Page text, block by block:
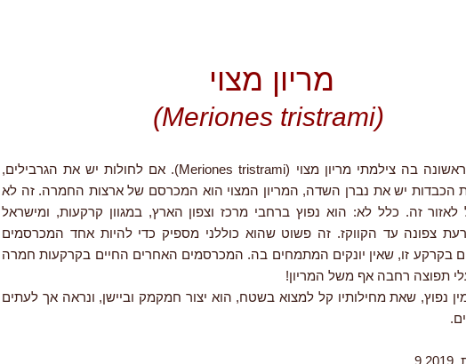
מריון מצוי
(Meriones tristrami)
זאת הפעם הראשונה בה צילמתי מריון מצוי (Meriones tristrami). אם לחולות יש את הגרבילים,
הכבדות יש את נברן השדה, המריון המצוי הוא המכרסם של ארצות החמרה. זה לא
לאזור זה. כלל לא: הוא נפוץ ברחבי מרכז וצפון הארץ, במגוון קרקעות, ומישראל
צפונה עד הקווקז. זה פשוט שהוא כוללני מספיק כדי להיות אחד המכרסמים
בקרקע זו, שאין יונקים המתמחים בה. המכרסמים האחרים החיים בקרקעות חמרה
תפוצה רחבה אף משל המריון!
נפוץ, שאת מחילותיו קל למצוא בשטח, הוא יצור חמקמק וביישן, ונראה אך לעתים